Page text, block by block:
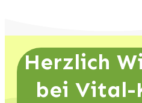
Herzlich
bei Vital-